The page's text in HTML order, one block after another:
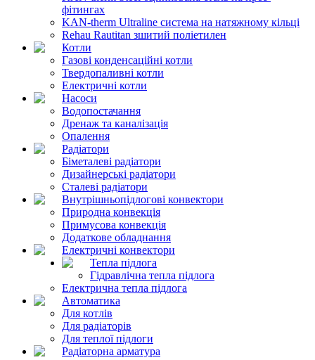
фітингах
KAN-therm Ultraline система на натяжному кільці
Rehau Rautitan зшитий поліетилен
Котли
Газові конденсаційні котли
Твердопаливні котли
Електричні котли
Насоси
Водопостачання
Дренаж та каналізація
Опалення
Радіатори
Біметалеві радіатори
Дизайнерські радіатори
Сталеві радіатори
Внутрішньопідлогові конвектори
Природна конвекція
Примусова конвекція
Додаткове обладнання
Електричні конвектори
Тепла підлога
Гідравлічна тепла підлога
Електрична тепла підлога
Автоматика
Для котлів
Для радіаторів
Для теплої підлоги
Радіаторна арматура